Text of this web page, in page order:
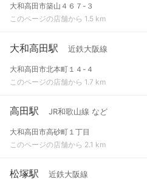
大和高田市築山４６７-３
このページの店舗から 1.5 km
大和高田駅 近鉄大阪線
大和高田市北本町１４-４
このページの店舗から 1.7 km
高田駅 JR和歌山線 など
大和高田市高砂町１丁目
このページの店舗から 2.1 km
松塚駅 近鉄大阪線